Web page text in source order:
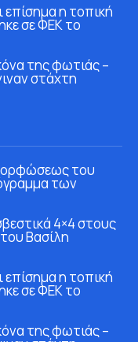
επίσημα η τοπική
σε ΦΕΚ το
της φωτιάς –
στάχτη
του
των
4×4 στους
Βασίλη
επίσημα η τοπική
σε ΦΕΚ το
της φωτιάς –